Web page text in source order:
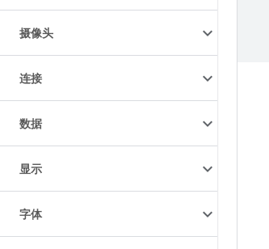
摄像头
连接
数据
显示
字体